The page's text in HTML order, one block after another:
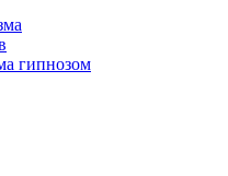
гипнозом